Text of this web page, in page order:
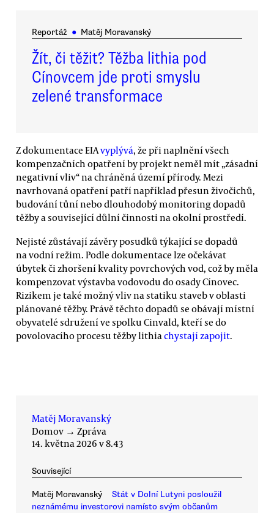
Reportáž ● Matěj Moravanský
Žít, či těžit? Těžba lithia pod
Cínovcem jde proti smyslu
zelené transformace
Z dokumentace EIAvyplývá, že při naplnění všech
kompenzačních opatření by projekt neměl mít „zásadní
negativní vliv“ na chráněná území přírody. Mezi
navrhovaná opatření patří například přesun živočichů,
budování tůní nebo dlouhodobý monitoring dopadů
těžby a související důlní činnosti na okolní prostředí.
Nejisté zůstávají závěry posudků týkající se dopadů
na vodní režim. Podle dokumentace lze očekávat
úbytek či zhoršení kvality povrchových vod, což by měla
kompenzovat výstavba vodovodu do osady Cínovec.
Rizikem je také možný vliv na statiku staveb v oblasti
plánované těžby. Právě těchto dopadů se obávají místní
obyvatelé sdružení ve spolku Cinvald, kteří se do
povolovacího procesu těžby lithiachystají zapojit.
Matěj Moravanský
Domov → Zpráva
14. května 2026 v 8.43
Související
Matěj Moravanský
Stát v Dolní Lutyni posloužil
neznámému investorovi namísto svým občanům